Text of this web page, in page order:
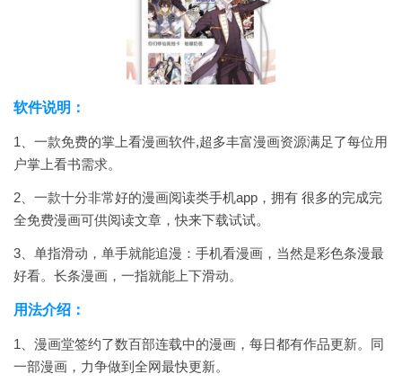
软件说明：
1、一款免费的掌上看漫画软件,超多丰富漫画资源满足了每位用
户掌上看书需求。
2、一款十分非常好的漫画阅读类手机app，拥有 很多的完成完
全免费漫画可供阅读文章，快来下载试试。
3、单指滑动，单手就能追漫：手机看漫画，当然是彩色条漫最
好看。长条漫画，一指就能上下滑动。
用法介绍：
1、漫画堂签约了数百部连载中的漫画，每日都有作品更新。同
一部漫画，力争做到全网最快更新。